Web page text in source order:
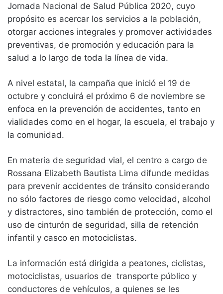
Jornada Nacional de Salud Pública 2020, cuyo
propósito es acercar los servicios a la población,
otorgar acciones integrales y promover actividades
preventivas, de promoción y educación para la
salud a lo largo de toda la línea de vida.
A nivel estatal, la campaña que inició el 19 de
octubre y concluirá el próximo 6 de noviembre se
enfoca en la prevención de accidentes, tanto en
vialidades como en el hogar, la escuela, el trabajo y
la comunidad.
En materia de seguridad vial, el centro a cargo de
Rossana Elizabeth Bautista Lima difunde medidas
para prevenir accidentes de tránsito considerando
no sólo factores de riesgo como velocidad, alcohol
y distractores, sino también de protección, como el
uso de cinturón de seguridad, silla de retención
infantil y casco en motociclistas.
La información está dirigida a peatones, ciclistas,
motociclistas, usuarios de transporte público y
conductores de vehículos, a quienes se les